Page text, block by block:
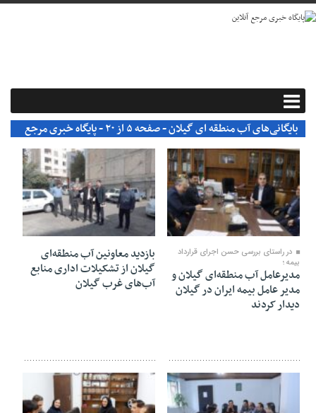
بایگانی‌های آب منطقه ای گیلان - صفحه ۵ از ۲۰ - پایگاه خبری مرجع
آنلاین
۱۰ آبان ۱۴۰۴
در راستای بررسی حسن اجرای قرارداد
بیمه ؛
مدیرعامل آب منطقه‌ای گیلان و
مدیر عامل بیمه ایران در گیلان
دیدار کردند
بازدید معاونین آب منطقه‌ای
گیلان از تشکیلات اداری منابع
آب‌های غرب گیلان